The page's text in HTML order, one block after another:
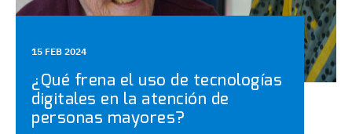
15 FEB 2024
¿Qué frena el uso de tecnologías
digitales en la atención de
personas mayores?